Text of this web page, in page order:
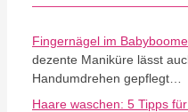
Fingernägel im
dezente Maniküre lässt
Handumdrehen gepflegt…
Haare waschen: 5 Tipps